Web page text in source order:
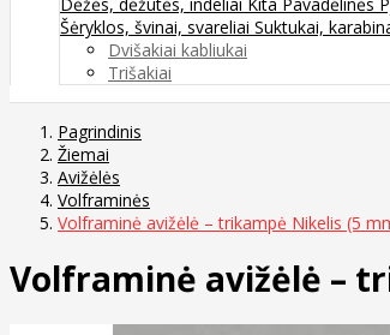
Šėryklos, švinai, svareliai Suktukai,
Dvišakiai kabliukai
Trišakiai
Pagrindinis
Žiemai
Avižėlės
Volframinės
Volframinė avižėlė – trikampė Nikelis (5
Volframinė avižėlė –